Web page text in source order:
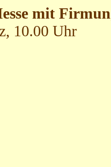
mit
, 10.00 Uhr